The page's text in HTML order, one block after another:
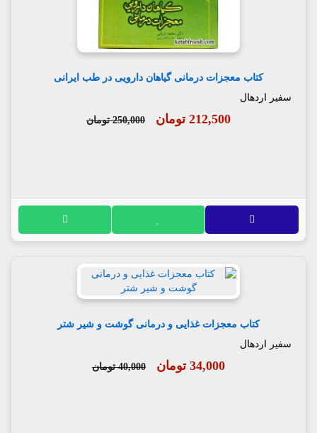
کتاب معجزات درمانی گیاهان دارویی در طب ایرانی
سفیر اردهال
212,500 تومان 250,000 تومان
کتاب معجزات غذایی و درمانی گوشت و شیر شتر
سفیر اردهال
34,000 تومان 40,000 تومان